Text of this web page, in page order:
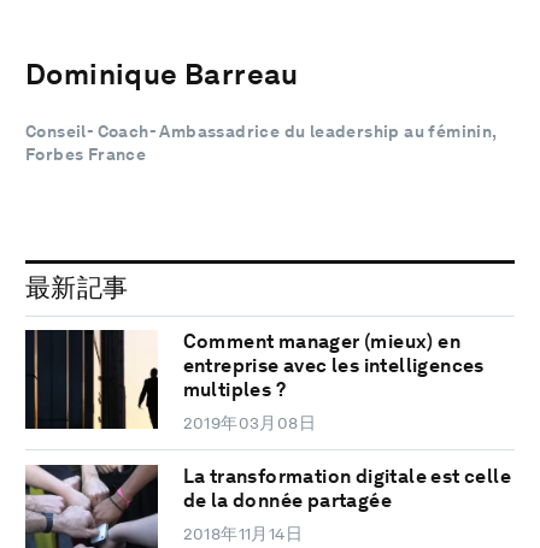
Dominique Barreau
Conseil- Coach- Ambassadrice du leadership au féminin,
Forbes France
最新記事
Comment manager (mieux) en
entreprise avec les intelligences
multiples ?
2019年03月08日
La transformation digitale est celle
de la donnée partagée
2018年11月14日